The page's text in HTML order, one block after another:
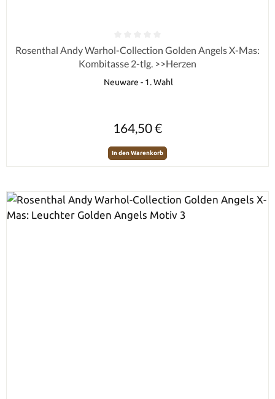
Durchschnittliche Bewertung von 0 von 5 Sternen
Rosenthal Andy Warhol-Collection Golden Angels X-Mas:
Kombitasse 2-tlg. >>Herzen
Neuware - 1. Wahl
164,50 €
In den Warenkorb